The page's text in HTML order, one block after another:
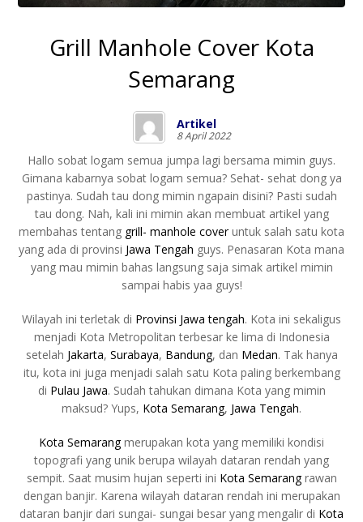
Grill Manhole Cover Kota
Semarang
Artikel
8 April 2022
Hallo sobat logam semua jumpa lagi bersama mimin guys.
Gimana kabarnya sobat logam semua? Sehat- sehat dong ya
pastinya. Sudah tau dong mimin ngapain disini? Pasti sudah
tau dong. Nah, kali ini mimin akan membuat artikel yang
membahas tentang grill- manhole coveruntuk salah satu kota
yang ada di provinsi Jawa Tengah guys. Penasaran Kota mana
yang mau mimin bahas langsung saja simak artikel mimin
sampai habis yaa guys!
Wilayah ini terletak di Provinsi Jawa tengah. Kota ini sekaligus
menjadi Kota Metropolitan terbesar ke lima di Indonesia
setelah Jakarta, Surabaya, Bandung, dan Medan. Tak hanya
itu, kota ini juga menjadi salah satu Kota paling berkembang
di Pulau Jawa. Sudah tahukan dimana Kota yang mimin
maksud? Yups, Kota Semarang, Jawa Tengah.
Kota Semarangmerupakan kota yang memiliki kondisi
topografi yang unik berupa wilayah dataran rendah yang
sempit. Saat musim hujan seperti ini Kota Semarangrawan
dengan banjir. Karena wilayah dataran rendah ini merupakan
dataran banjir dari sungai- sungai besar yang mengalir di Kota